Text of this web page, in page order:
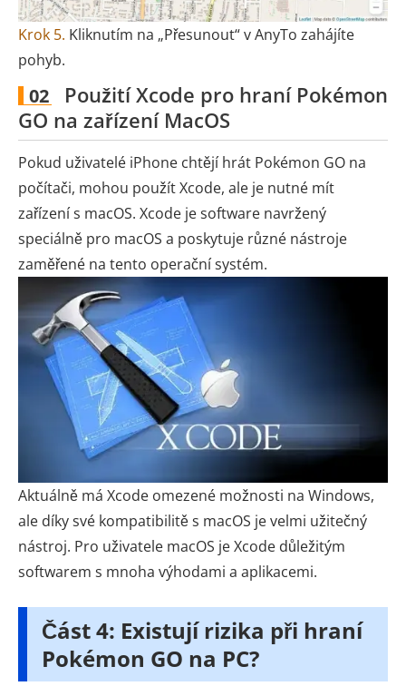
Krok 5. Kliknutím na „Přesunout“ v AnyTo zahájíte
pohyb.
02
Použití Xcode pro hraní Pokémon
GO na zařízení MacOS
Pokud uživatelé iPhone chtějí hrát Pokémon GO na
počítači, mohou použít Xcode, ale je nutné mít
zařízení s macOS. Xcode je software navržený
speciálně pro macOS a poskytuje různé nástroje
zaměřené na tento operační systém.
Aktuálně má Xcode omezené možnosti na Windows,
ale díky své kompatibilitě s macOS je velmi užitečný
nástroj. Pro uživatele macOS je Xcode důležitým
softwarem s mnoha výhodami a aplikacemi.
Část 4: Existují rizika při hraní
Pokémon GO na PC?